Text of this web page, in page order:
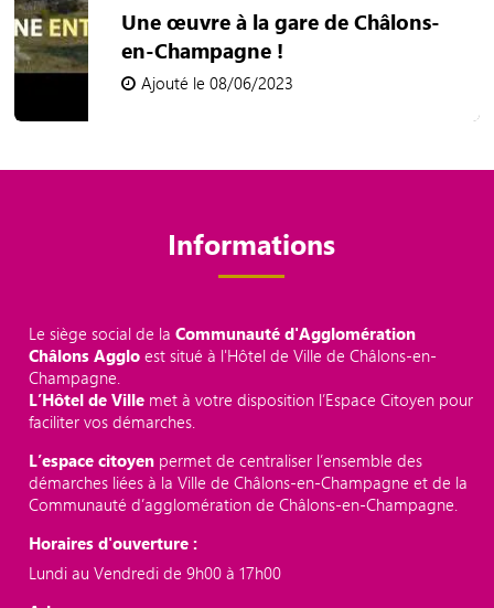
Une œuvre à la gare de Châlons-
en-Champagne !
Ajouté le 08/06/2023
Informations
Le siège social de laCommunauté d'Agglomération
Châlons Aggloest situé à l'Hôtel de Ville de Châlons-en-
Champagne.
L’Hôtel de Ville met à votre disposition l’Espace Citoyen pour
faciliter vos démarches.
L’espace citoyen permet de centraliser l’ensemble des
démarches liées à la Ville de Châlons-en-Champagne et de la
Communauté d’agglomération de Châlons-en-Champagne.
Horaires d'ouverture :
Lundi au Vendredi de 9h00 à 17h00